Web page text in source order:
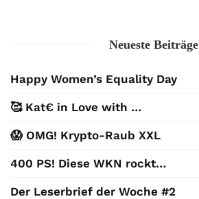
Neueste Beiträge
Happy Women’s Equality Day
🥰 Kat€ in Love with …
😱 OMG! Krypto-Raub XXL
400 PS! Diese WKN rockt…
Der Leserbrief der Woche #2